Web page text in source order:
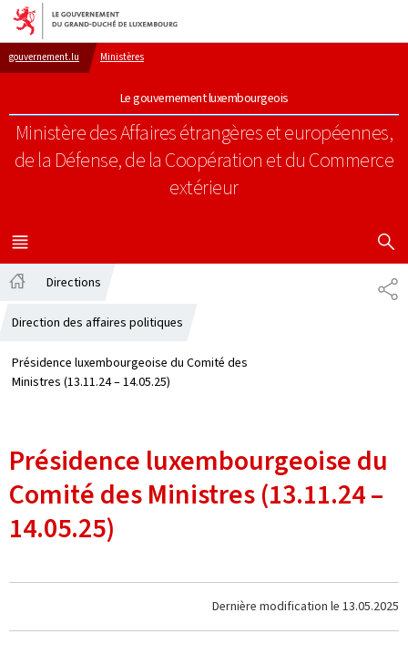
Aller au menu principal
Aller au contenu
gouvernement.lu Ministères
Le gouvernement luxembourgeois
Ministère des Affaires étrangères et européennes,
de la Défense, de la Coopération et du Commerce
extérieur
MENU
PRINCIPAL
Directions
Direction des affaires politiques
Présidence luxembourgeoise du Comité des
Ministres (13.11.24 – 14.05.25)
Présidence luxembourgeoise du
Comité des Ministres (13.11.24 –
14.05.25)
Dernière modification le 13.05.2025